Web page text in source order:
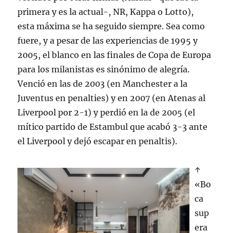
primera y es la actual-, NR, Kappa o Lotto),
esta máxima se ha seguido siempre. Sea como
fuere, y a pesar de las experiencias de 1995 y
2005, el blanco en las finales de Copa de Europa
para los milanistas es sinónimo de alegría.
Venció en las de 2003 (en Manchester a la
Juventus en penalties) y en 2007 (en Atenas al
Liverpool por 2-1) y perdió en la de 2005 (el
mítico partido de Estambul que acabó 3-3 ante
el Liverpool y dejó escapar en penaltis).
↑
«Bo
ca
sup
era